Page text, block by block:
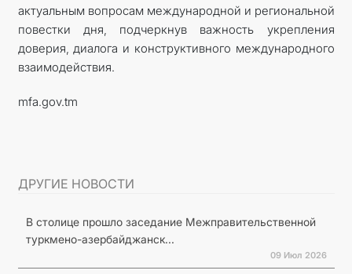
актуальным вопросам международной и региональной
повестки дня, подчеркнув важность укрепления
доверия, диалога и конструктивного международного
взаимодействия.
mfa.gov.tm
ДРУГИЕ НОВОСТИ
В столице прошло заседание Межправительственной
туркмено-азербайджанск...
09 Июл 2026